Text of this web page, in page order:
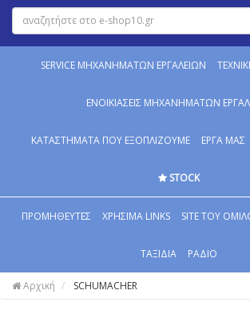
SERVICE MΗΧΑΝΗΜΑΤΩΝ ΕΡΓΑΛΕΙΩΝ
ΕΝΟΙΚΙΑΣΕΙΣ ΜΗΧΑΝΗΜΑΤΩΝ
ΚΑΤΑΣΤΗΜΑΤΑ ΠΟΥ ΕΞΟΠΛΙΖΟΥΜΕ ΕΡΓΑ ΜΑΣ
STOCK
ΠΡΟΜΗΘΕΥΤΕΣ ΧΡΗΣΙΜΑ LINKS SITE ΤΟΥ
ΤΑΞΙΔΙΑ ΡΑΔΙΟ
Αρχική SCHUMACHER